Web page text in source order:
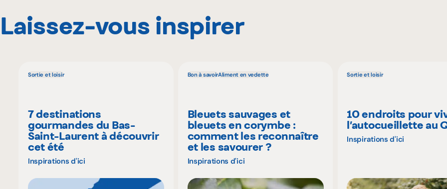
Laissez-vous inspirer
Sortie et loisir
7 destinations
gourmandes du Bas-
Saint-Laurent à découvrir
cet été
Inspirations d'ici
Bon à savoirAliment en vedette
Bleuets sauvages et
bleuets en corymbe :
comment les reconnaître
et les savourer ?
Inspirations d'ici
Sortie et loisir
10 endroits pour
l’autocueillette au
Inspirations d'ici